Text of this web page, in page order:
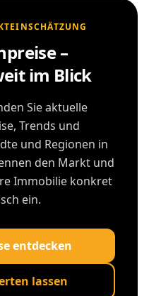
–
im Blick
Sie aktuelle
Trends und
und Regionen in
den Markt und
Immobilie konkret
ein.
entdecken
lassen